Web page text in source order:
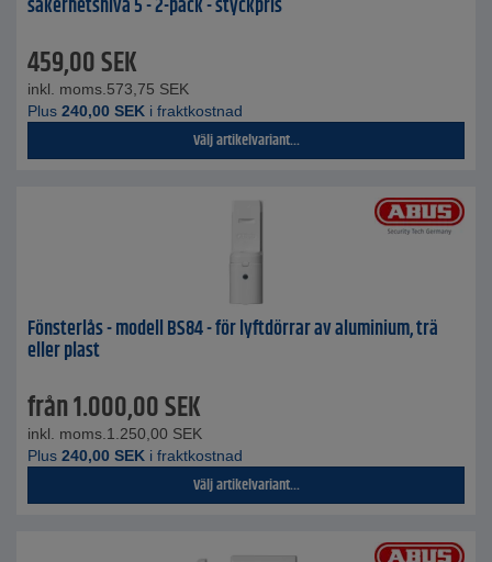
säkerhetsnivå 5 - 2-pack - styckpris
459,00SEK
inkl. moms. 573,75 SEK
Plus 240,00 SEK i fraktkostnad
Välj artikelvariant...
Fönsterlås - modell BS84 - för lyftdörrar av aluminium, trä
eller plast
från1.000,00SEK
inkl. moms. 1.250,00 SEK
Plus 240,00 SEK i fraktkostnad
Välj artikelvariant...